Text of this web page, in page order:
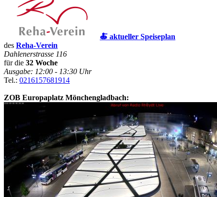
🍝 aktueller Speiseplan
des Reha-Verein
Dahlenerstrasse 116
für die 32 Woche
Ausgabe: 12:00 - 13:30 Uhr
Tel.: 0216157681914
ZOB Europaplatz Mönchengladbach: